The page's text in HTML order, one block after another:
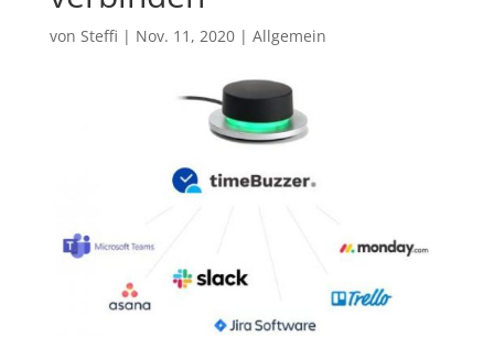
von Steffi | Nov. 11, 2020| Allgemein